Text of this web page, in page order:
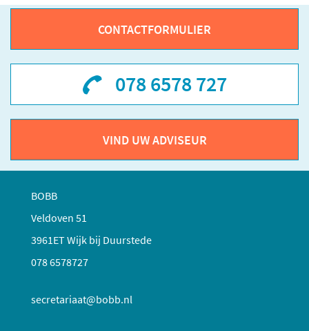
CONTACTFORMULIER
078 6578 727
VIND UW ADVISEUR
BOBB
Veldoven 51
3961ET Wijk bij Duurstede
078 6578727
secretariaat@bobb.nl